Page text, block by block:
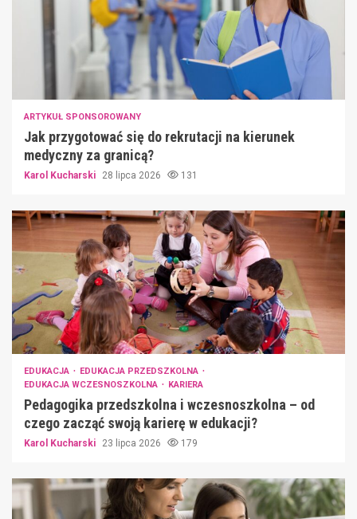
ARTYKUŁ SPONSOROWANY
Jak przygotować się do rekrutacji na kierunek
medyczny za granicą?
Karol Kucharski 28 lipca 2026 131
EDUKACJA
EDUKACJA PRZEDSZKOLNA
EDUKACJA WCZESNOSZKOLNA
KARIERA
Pedagogika przedszkolna i wczesnoszkolna – od
czego zacząć swoją karierę w edukacji?
Karol Kucharski 23 lipca 2026 179